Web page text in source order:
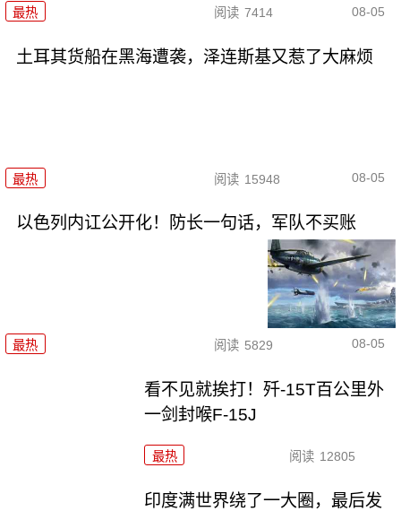
最热 阅读 7414 08-05
土耳其货船在黑海遭袭，泽连斯基又惹了大麻烦
最热 阅读 15948 08-05
以色列内讧公开化！防长一句话，军队不买账
最热 阅读 5829 08-05
看不见就挨打！歼-15T百公里外
一剑封喉F-15J
最热 阅读 12805
印度满世界绕了一大圈，最后发